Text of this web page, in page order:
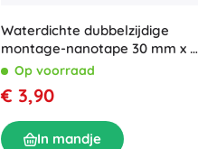
Waterdichte dubbelzijdige
montage-nanotape 30 mm x 3
m Op voorraad
€ 3,90
In mandje